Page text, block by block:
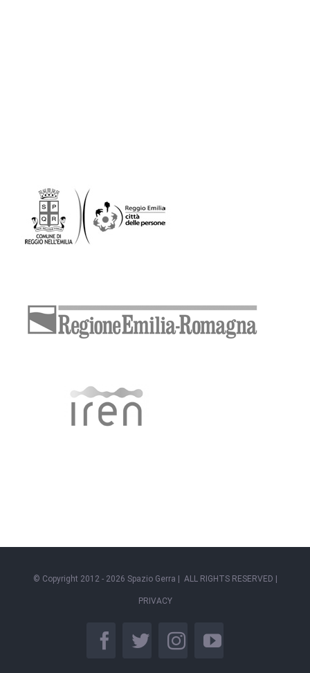
© Copyright 2012 - 2026 Spazio Gerra | ALL RIGHTS RESERVED |
PRIVACY